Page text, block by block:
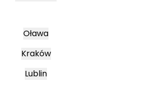
Oława
Kraków
Lublin